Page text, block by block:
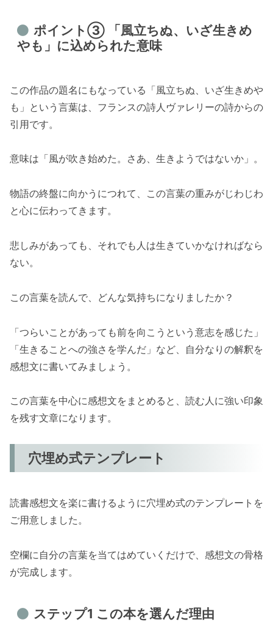
ポイント③ 「風立ちぬ、いざ生きめ
やも」に込められた意味
この作品の題名にもなっている「風立ちぬ、いざ生きめや
も」という言葉は、フランスの詩人ヴァレリーの詩からの
引用です。
意味は「風が吹き始めた。さあ、生きようではないか」。
物語の終盤に向かうにつれて、この言葉の重みがじわじわ
と心に伝わってきます。
悲しみがあっても、それでも人は生きていかなければなら
ない。
この言葉を読んで、どんな気持ちになりましたか？
「つらいことがあっても前を向こうという意志を感じた」
「生きることへの強さを学んだ」など、自分なりの解釈を
感想文に書いてみましょう。
この言葉を中心に感想文をまとめると、読む人に強い印象
を残す文章になります。
穴埋め式テンプレート
読書感想文を楽に書けるように穴埋め式のテンプレートを
ご用意しました。
空欄に自分の言葉を当てはめていくだけで、感想文の骨格
が完成します。
ステップ1 この本を選んだ理由